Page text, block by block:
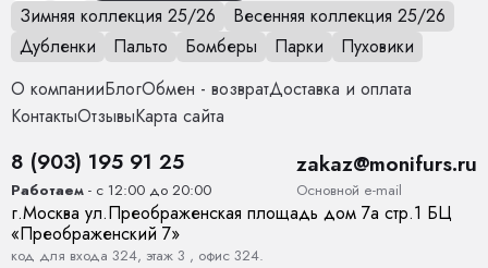
Зимняя коллекция 25/26
Весенняя коллекция 25/26
Дубленки
Пальто Бомберы Парки
Пуховики
О компанииБлогОбмен - возвратДоставка и оплата
КонтактыОтзывыКарта сайта
8 (903) 195 91 25
Работаем - с 12:00 до 20:00
zakaz@monifurs.ru
Основной е-mail
г.Москва ул.Преображенская площадь дом 7а стр.1 БЦ
«Преображенский 7»
код для входа 324, этаж 3 , офис 324.